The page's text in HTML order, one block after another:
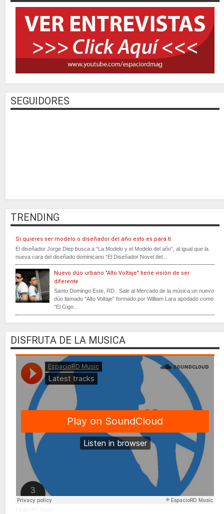
SEGUIDORES
TRENDING
Si quieres ser modelo o diseñador del año esto es para tí
El diseñador Jorge Diep busca a “La Modelo y el Modelo del año”, al igual que la
nueva cara del diseñado dominicano “El Diseñador Novel del...
Nuevo dúo urbano "Alto Voltaje" tiene visión de ser
diferente
Santo Domingo Este, RD . Sale al Mercado de la música un nuevo
dúo llamado “Alto Voltaje” formado por William Lara apodado como
“El Gigo...
DISFRUTA DE LA MUSICA
EspacioRD Music